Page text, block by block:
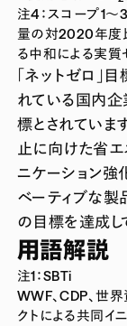
注4：スコープ1
量の対2020年度
る中和による実質
「ネットゼロ」
れている国内
標とされていま
止に向けた省
ニケーション強
ベーティブな製
の目標を達成し
用語解説
注1：SBTi
WWF、CDP、世
クトによる共同イ